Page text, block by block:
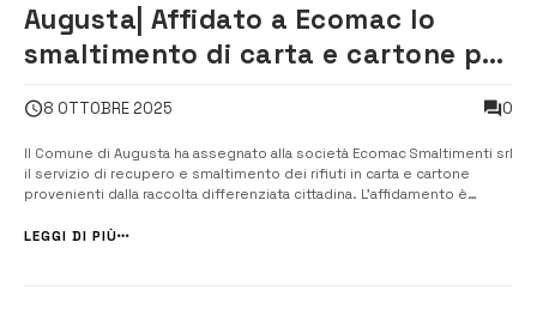
Augusta| Affidato a Ecomac lo
smaltimento di carta e cartone per
8 OTTOBRE 2025 0
Il Comune di Augusta ha assegnato alla società Ecomac Smaltimenti srl
il servizio di recupero e smaltimento dei rifiuti in carta e cartone
provenienti dalla raccolta differenziata cittadina. L’affidamento è
un importo complessivo di 152.900 euro IVA inclusa, ripartito tra gl...
LEGGI DI PIÙ